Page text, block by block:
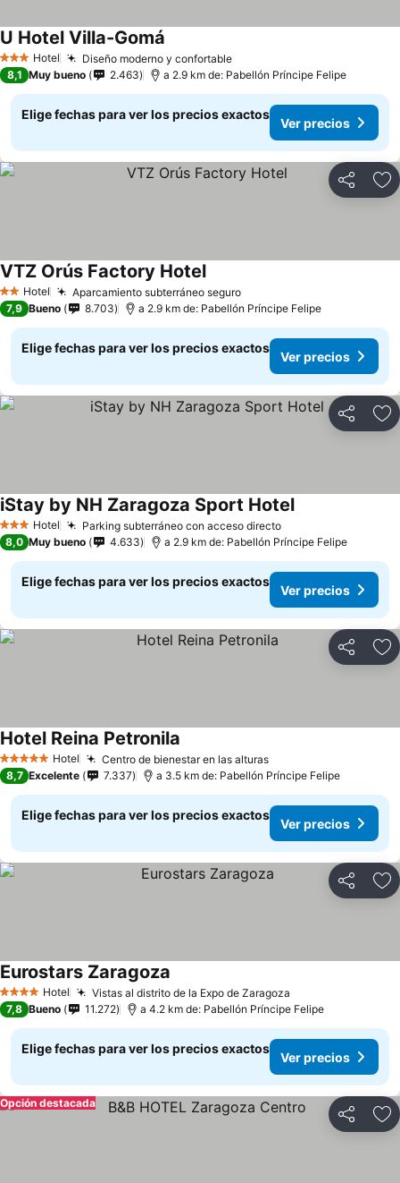
3 Estrellas
Hotel Diseño moderno y confortableVer precios
U Hotel Villa-Gomá
8,1 Muy bueno 2.463 a 2.9 km de: Pabellón Príncipe Felipe
Elige fechas para ver los precios exactos
Ver precios
Compartir
2 Estrellas
Hotel Aparcamiento subterráneo seguroVer precios
VTZ Orús Factory HotelVer precios
7,9 Bueno 8.703 a 2.9 km de: Pabellón Príncipe Felipe
Elige fechas para ver los precios exactos
Ver precios
Compartir
3 Estrellas
Hotel Parking subterráneo con acceso directoVer precios
iStay by NH Zaragoza Sport HotelVer precios
8,0 Muy bueno 4.633 a 2.9 km de: Pabellón Príncipe Felipe
Elige fechas para ver los precios exactos
Ver precios
Compartir
5 Estrellas Hotel Centro de bienestar en las alturasVer precios
Hotel Reina Petronila
8,7 Excelente 7.337 a 3.5 km de: Pabellón Príncipe Felipe
Elige fechas para ver los precios exactos
Ver precios
Compartir
4 EstrellasHotel Vistas al distrito de la Expo de Zaragoza
Eurostars Zaragoza
7,8 Bueno 11.272 a 4.2 km de: Pabellón Príncipe Felipe
Elige fechas para ver los precios exactos
Ver precios
Compartir
Opción destacada